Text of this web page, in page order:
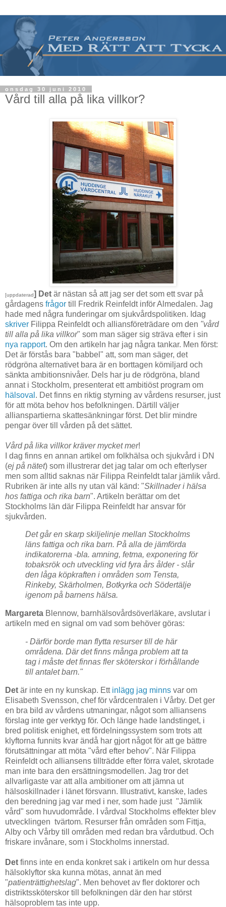
onsdag 30 juni 2010
Vård till alla på lika villkor?
[uppdaterad] Det är nästan så att jag ser det som ett svar på
gårdagens frågor till Fredrik Reinfeldt inför Almedalen. Jag
hade med några funderingar om sjukvårdspolitiken. Idag
skriver Filippa Reinfeldt och alliansföreträdare om den "vård
till alla på lika villkor" som man säger sig sträva efter i sin
nya rapport. Om den artikeln har jag några tankar. Men först:
Det är förstås bara "babbel" att, som man säger, det
rödgröna alternativet bara är en borttagen kömiljard och
sänkta ambitionsnivåer. Dels har ju de rödgröna, bland
annat i Stockholm, presenterat ett ambitiöst program om
hälsoval . Det finns en riktig styrning av vårdens resurser, just
för att möta behov hos befolkningen. Därtill väljer
allianspartierna skattesänkningar först. Det blir mindre
pengar över till vården på det sättet.
Vård på lika villkor kräver mycket mer!
I dag finns en annan artikel om folkhälsa och sjukvård i DN
(ej på nätet) som illustrerar det jag talar om och efterlyser
men som alltid saknas när Filippa Reinfeldt talar jämlik vård.
Rubriken är inte alls ny utan väl känd: "Skillnader i hälsa
hos fattiga och rika barn". Artikeln berättar om det
Stockholms län där Filippa Reinfeldt har ansvar för
sjukvården.
Det går en skarp skiljelinje mellan Stockholms
läns fattiga och rika barn. På alla de jämförda
indikatorerna -bla. amning, fetma, exponering för
tobaksrök och utveckling vid fyra års ålder - slår
den låga köpkraften i områden som Tensta,
Rinkeby, Skärholmen, Botkyrka och Södertälje
igenom på barnens hälsa.
Margareta Blennow, barnhälsovårdsöverläkare, avslutar i
artikeln med en signal om vad som behöver göras:
- Därför borde man flytta resurser till de här
områdena. Där det finns många problem att ta
tag i måste det finnas fler sköterskor i förhållande
till antalet barn."
Det är inte en ny kunskap. Ett inlägg jag minns var om
Elisabeth Svensson, chef för vårdcentralen i Vårby. Det ger
en bra bild av vårdens utmaningar, något som alliansens
förslag inte ger verktyg för. Och länge hade landstinget, i
bred politisk enighet, ett fördelningssystem som trots att
klyftorna funnits kvar ändå har gjort något för att ge bättre
förutsättningar att möta "vård efter behov". När Filippa
Reinfeldt och alliansens tillträdde efter förra valet, skrotade
man inte bara den ersättningsmodellen. Jag tror det
allvarligaste var att alla ambitioner om att jämna ut
hälsoskillnader i länet försvann. Illustrativt, kanske, lades
den beredning jag var med i ner, som hade just "Jämlik
vård" som huvudområde. I vårdval Stockholms effekter blev
utvecklingen tvärtom. Resurser från områden som Fittja,
Alby och Vårby till områden med redan bra vårdutbud. Och
friskare invånare, som i Stockholms innerstad.
Det finns inte en enda konkret sak i artikeln om hur dessa
hälsoklyftor ska kunna mötas, annat än med
"patienträttighetslag". Men behovet av fler doktorer och
distriktssköterskor till befolkningen där den har störst
hälsoproblem tas inte upp.